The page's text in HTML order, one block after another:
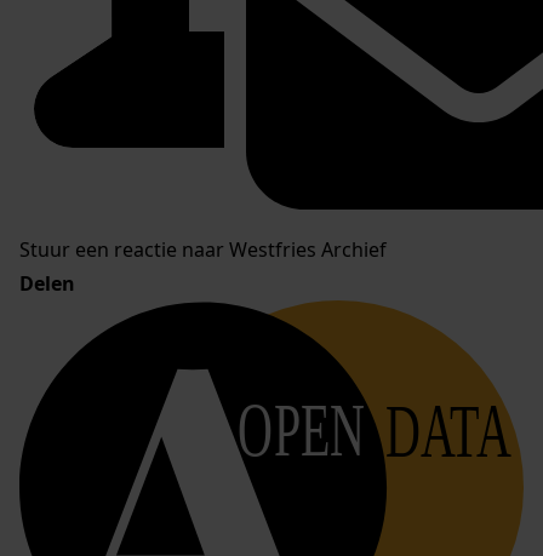
Stuur een reactie naar Westfries Archief
Delen
OPEN DATA